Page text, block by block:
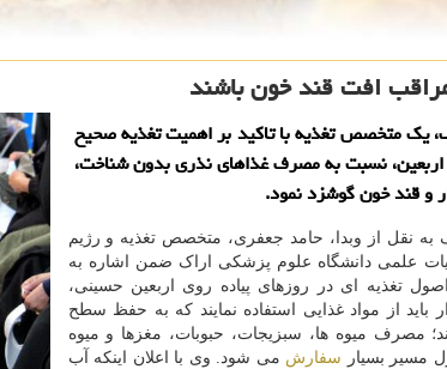
افت قند خون باشند
یک متخصص تغذیه با تاکید بر اهمیت تغذیه صحیح
اربعین، نسبت به مصرف غذاهای نذری بدون شناخت،
و قند خون گوشزد نمود.
به نقل از وبدا، حامد جعفری، متخصص تغذیه و رژیم
علمی دانشگاه علوم پزشکی اراک ضمن اشاره به
تغذیه ای در روزهای پیاده روی اربعین حسینی،
باید از مواد غذایی استفاده نمایند که به حفظ سطح
مصرف میوه ها، سبزیجات، حبوبات، مغزها و میوه
مسیر بسیار سفارش می شود. وی با اعلان اینکه آب